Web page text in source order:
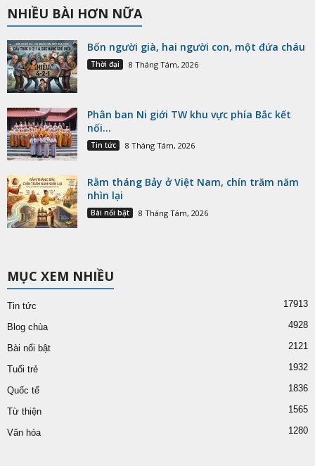
NHIỀU BÀI HƠN NỮA
Bốn người già, hai người con, một đứa cháu
Thời đại 8 Tháng Tám, 2026
Phân ban Ni giới TW khu vực phía Bắc kết
nối...
Tin tức 8 Tháng Tám, 2026
Rằm tháng Bảy ở Việt Nam, chín trăm năm
nhìn lại
Bài nổi bật 8 Tháng Tám, 2026
MỤC XEM NHIỀU
Tin tức 17913
Blog chùa 4928
Bài nổi bật 2121
Tuổi trẻ 1932
Quốc tế 1836
Từ thiện 1565
Văn hóa 1280